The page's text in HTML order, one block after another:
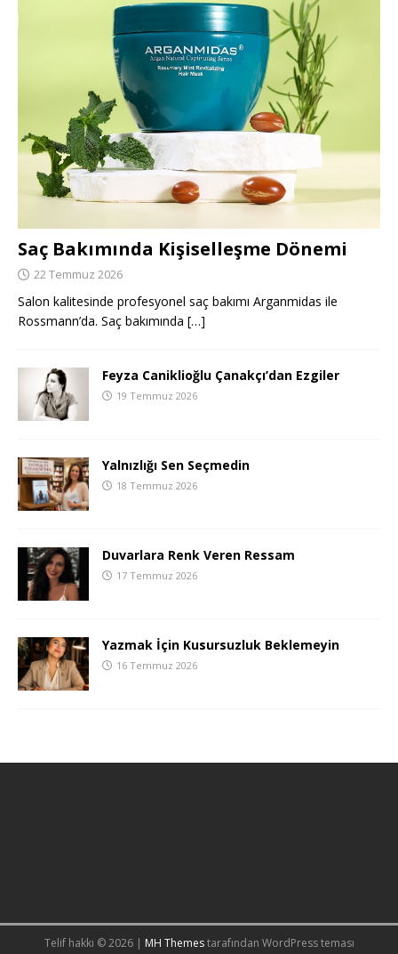
Saç Bakımında Kişiselleşme Dönemi
22 Temmuz 2026
Salon kalitesinde profesyonel saç bakımı Arganmidas ile
Rossmann’da. Saç bakımında […]
Feyza Caniklioğlu Çanakçı’dan Ezgiler
19 Temmuz 2026
Yalnızlığı Sen Seçmedin
18 Temmuz 2026
Duvarlara Renk Veren Ressam
17 Temmuz 2026
Yazmak İçin Kusursuzluk Beklemeyin
16 Temmuz 2026
Telif hakkı © 2026 | MH Themestarafından WordPress teması